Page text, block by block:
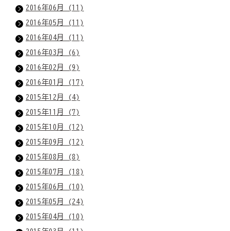
2016年06月 (11)
2016年05月 (11)
2016年04月 (11)
2016年03月 (6)
2016年02月 (9)
2016年01月 (17)
2015年12月 (4)
2015年11月 (7)
2015年10月 (12)
2015年09月 (12)
2015年08月 (8)
2015年07月 (18)
2015年06月 (10)
2015年05月 (24)
2015年04月 (10)